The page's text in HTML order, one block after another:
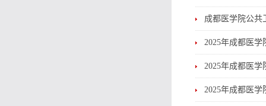
成都医学院公共
2025年成都医
2025年成都医
2025年成都医